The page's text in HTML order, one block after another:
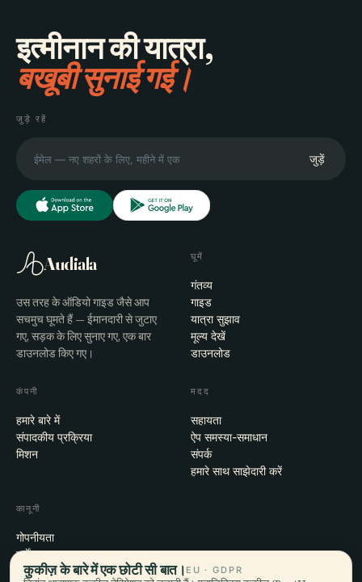
इत्मीनान की यात्रा,
बखूबी सुनाई गई।
जुड़े रहें
जुड़ें
Audiala
उस तरह के ऑडियो गाइड जैसे आप
सचमुच घूमते हैं — ईमानदारी से जुटाए
गए, सड़क के लिए सुनाए गए, एक बार
डाउनलोड किए गए।
घूमें
गंतव्य
गाइड
यात्रा सुझाव
मूल्य देखें
डाउनलोड
कंपनी
हमारे बारे में
संपादकीय प्रक्रिया
मिशन
मदद
सहायता
ऐप समस्या-समाधान
संपर्क
हमारे साथ साझेदारी करें
कानूनी
गोपनीयता
शर्तें
कुकी सेटिंग्स
कुकीज़ के बारे में एक छोटी सी बात। EU · GDPR